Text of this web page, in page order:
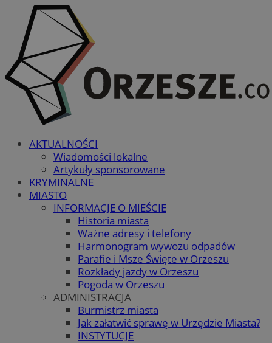
AKTUALNOŚCI
Wiadomości lokalne
Artykuły sponsorowane
KRYMINALNE
MIASTO
INFORMACJE O MIEŚCIE
Historia miasta
Ważne adresy i telefony
Harmonogram wywozu odpadów
Parafie i Msze Święte w Orzeszu
Rozkłady jazdy w Orzeszu
Pogoda w Orzeszu
ADMINISTRACJA
Burmistrz miasta
Jak załatwić sprawę w Urzędzie Miasta?
INSTYTUCJE